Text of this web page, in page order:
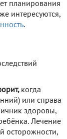
планирования
интересуются,
.
когда
или справа
здоровы,
Лечение
осторожности,